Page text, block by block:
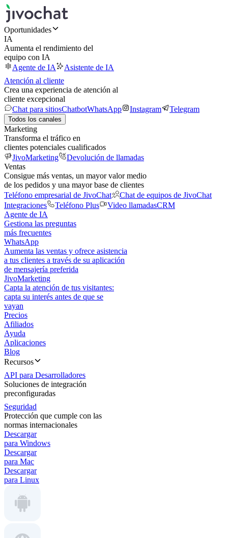
Oportunidades
IA
Aumenta el rendimiento del
equipo con IA
Agente de IA
Asistente de IA
Atención al cliente
Crea una experiencia de atención al
cliente excepcional
Chat para sitiosChatbotWhatsApp Instagram Telegram
Todos los canales
Marketing
Transforma el tráfico en
clientes potenciales cualificados
JivoMarketing
Devolución de llamadas
Ventas
Consigue más ventas, un mayor valor medio
de los pedidos y una mayor base de clientes
Teléfono empresarial de JivoChat
Chat de equipos de JivoChat
Integraciones
Teléfono Plus Video llamadasCRM
Agente de IA
Gestiona las preguntas
más frecuentes
WhatsApp
Aumenta las ventas y ofrece asistencia
a tus clientes a través de su aplicación
de mensajería preferida
JivoMarketing
Capta la atención de tus visitantes:
capta su interés antes de que se
vayan
Precios
Afiliados
Ayuda
Aplicaciones
Blog
Recursos
API para Desarrolladores
Soluciones de integración
preconfiguradas
Seguridad
Protección que cumple con las
normas internacionales
Descargar
para Windows
Descargar
para Mac
Descargar
para Linux